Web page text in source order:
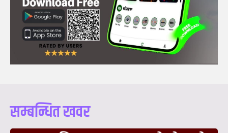
सम्बन्धित खवर